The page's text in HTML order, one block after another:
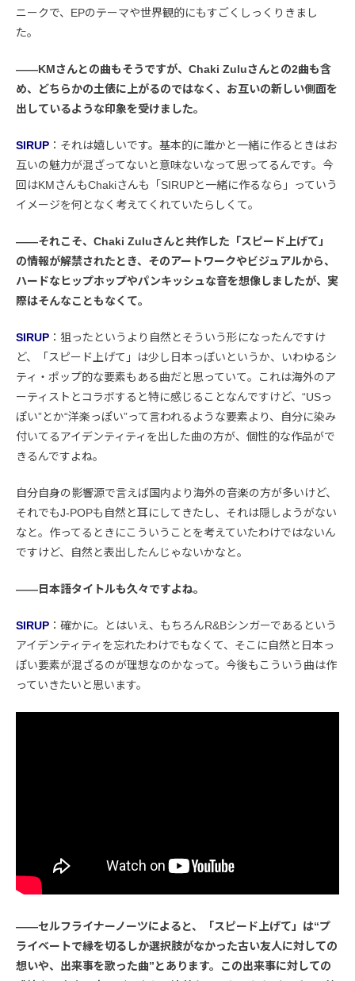
ニークで、EPのテーマや世界観的にもすごくしっくりきまし
た。
――KMさんとの曲もそうですが、Chaki Zuluさんとの2曲も含
め、どちらかの土俵に上がるのではなく、お互いの新しい側面を
出しているような印象を受けました。
SIRUP ：それは嬉しいです。基本的に誰かと一緒に作るときはお
互いの魅力が混ざってないと意味ないなって思ってるんです。今
回はKMさんもChakiさんも「SIRUPと一緒に作るなら」っていう
イメージを何となく考えてくれていたらしくて。
――それこそ、Chaki Zuluさんと共作した「スピード上げて」
の情報が解禁されたとき、そのアートワークやビジュアルから、
ハードなヒップホップやパンキッシュな音を想像しましたが、実
際はそんなこともなくて。
SIRUP ：狙ったというより自然とそういう形になったんですけ
ど、「スピード上げて」は少し日本っぽいというか、いわゆるシ
ティ・ポップ的な要素もある曲だと思っていて。これは海外のア
ーティストとコラボすると特に感じることなんですけど、“USっ
ぽい”とか“洋楽っぽい”って言われるような要素より、自分に染み
付いてるアイデンティティを出した曲の方が、個性的な作品がで
きるんですよね。
自分自身の影響源で言えば国内より海外の音楽の方が多いけど、
それでもJ-POPも自然と耳にしてきたし、それは隠しようがない
なと。作ってるときにこういうことを考えていたわけではないん
ですけど、自然と表出したんじゃないかなと。
――日本語タイトルも久々ですよね。
SIRUP ：確かに。とはいえ、もちろんR&Bシンガーであるという
アイデンティティを忘れたわけでもなくて、そこに自然と日本っ
ぽい要素が混ざるのが理想なのかなって。今後もこういう曲は作
っていきたいと思います。
――セルフライナーノーツによると、「スピード上げて」は“プ
ライベートで縁を切るしか選択肢がなかった古い友人に対しての
想いや、出来事を歌った曲”とあります。この出来事に対しての